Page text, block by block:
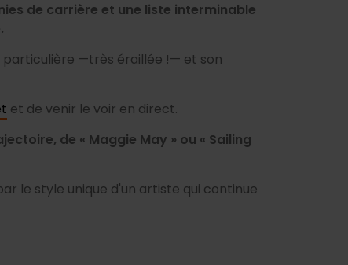
de carrière et une liste interminable
particulière —très éraillée !— et son
et de venir le voir en direct.
de « Maggie May » ou « Sailing
le style unique d'un artiste qui continue